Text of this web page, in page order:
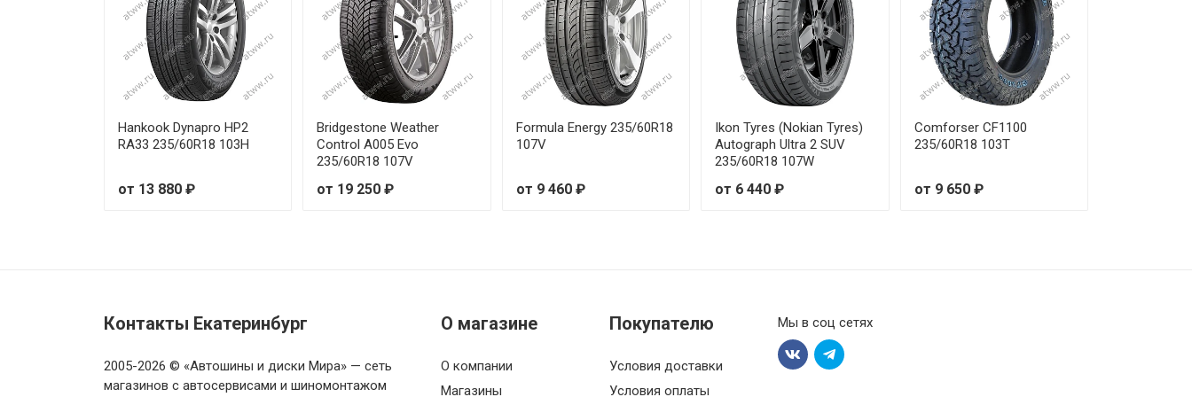
Goodride Z-401 All Season Elite 225/55R16 99V
Goodride Z-401 All Season Elite 225/55R18 98V
Goodride Z-401 All Season Elite 225/60R17 99V
Goodride Z-401 All Season Elite 225/65R17 106H
Goodride Z-401 All Season Elite 235/55R19 105W
Goodride Z-401 All Season Elite 235/60R16 100V
Hankook Dynapro HP2
RA33 235/60R18 103H
от 13 880 ₽
Bridgestone Weather
Control A005 Evo
235/60R18 107V
от 19 250 ₽
Formula Energy 235/60R18
107V
от 9 460 ₽
Ikon Tyres (Nokian Tyres)
Autograph Ultra 2 SUV
235/60R18 107W
от 6 440 ₽
Comforser CF1100
235/60R18 103Т
от 9 650 ₽
Контакты Екатеринбург
2005-2026 © «Автошины и диски Мира» — сеть
магазинов с автосервисами и шиномонтажом
О магазине
О компании
Магазины
Покупателю
Условия доставки
Условия оплаты
Мы в соц сетях